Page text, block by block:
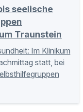
seelische
Traunstein
Im Klinikum
statt, bei